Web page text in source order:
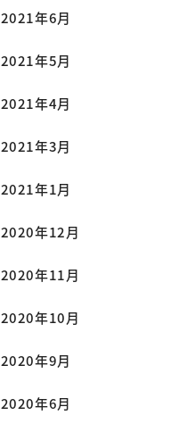
2021年6月
2021年5月
2021年4月
2021年3月
2021年1月
2020年12月
2020年11月
2020年10月
2020年9月
2020年6月